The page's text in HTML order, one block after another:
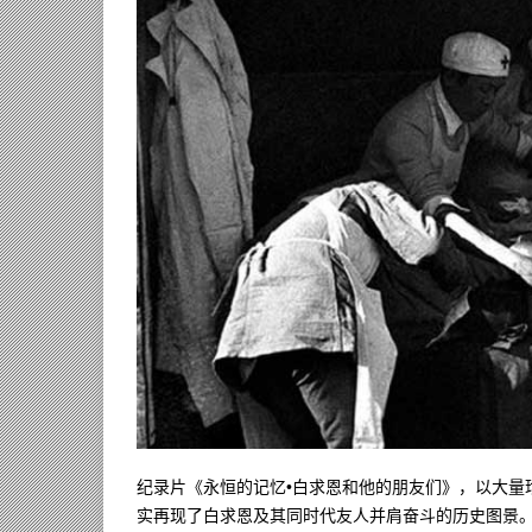
纪录片《永恒的记忆•白求恩和他的朋友们》，以大
实再现了白求恩及其同时代友人并肩奋斗的历史图景